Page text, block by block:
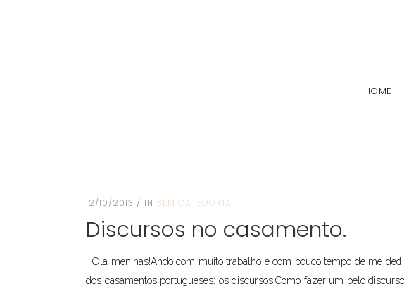
HOME
12/10/2013 IN SEM CATEGORIA
Discursos no casamento.
Ola meninas!Ando com muito trabalho e com pouco tempo de me
dos casamentos portugueses: os discursos!Como fazer um belo